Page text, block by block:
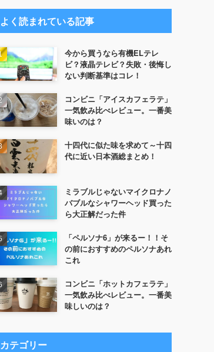
よく読まれている記事
今から買うなら有機ELテレ
ビ？液晶テレビ？失敗・後悔し
ない判断基準はコレ！
コンビニ「アイスカフェラテ」
一気飲み比べレビュー。一番美
味いのは？
十四代に似た味を求めて～十四
代に近い日本酒総まとめ！
ミラブルじゃないマイクロナノ
バブルなシャワーヘッド買った
ら大正解だった件
「ペルソナ6」が来るー！！そ
の前におすすめのペルソナあれ
これ
コンビニ「ホットカフェラテ」
一気飲み比べレビュー。一番美
味しいのは？
カテゴリー